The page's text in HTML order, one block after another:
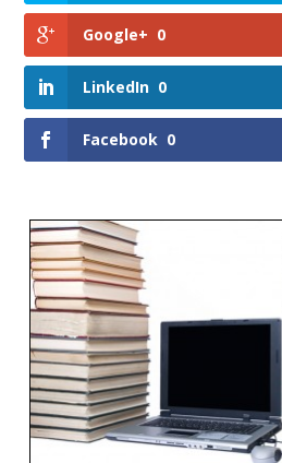
Google+ 0
LinkedIn 0
Facebook 0